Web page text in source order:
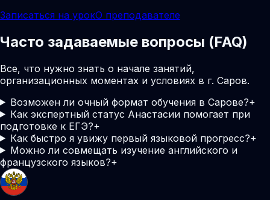
Записаться на урокО преподавателе
Часто задаваемые вопросы (FAQ)
Все, что нужно знать о начале занятий,
организационных моментах и условиях в г. Саров.
Возможен ли очный формат обучения в Сарове?+
Как экспертный статус Анастасии помогает при
подготовке к ЕГЭ?+
Как быстро я увижу первый языковой прогресс?+
Можно ли совмещать изучение английского и
французского языков?+